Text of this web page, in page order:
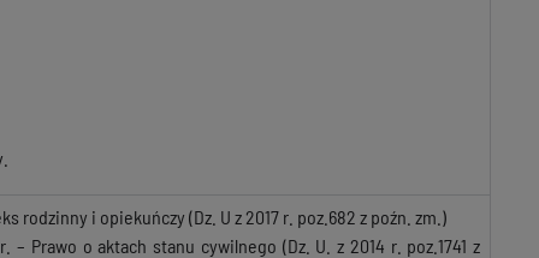
rodzinny i opiekuńczy (Dz. U z 2017 r. poz.682 z poźn. zm.)
Prawo o aktach stanu cywilnego (Dz. U. z 2014 r. poz.1741 z